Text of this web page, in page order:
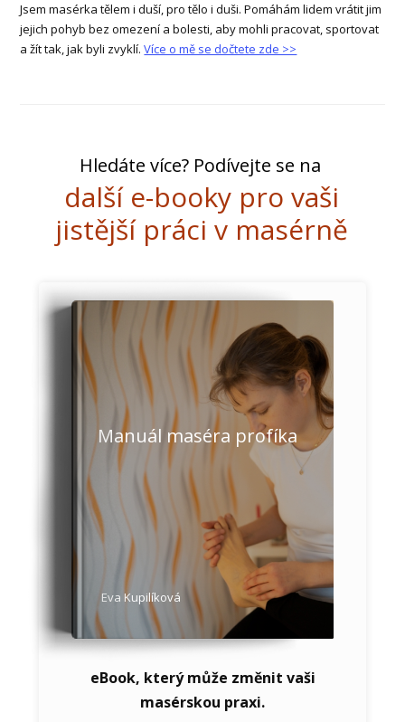
Jsem masérka tělem i duší, pro tělo i duši. Pomáhám lidem vrátit jim
jejich pohyb bez omezení a bolesti, aby mohli pracovat, sportovat
a žít tak, jak byli zvyklí.Více o mě se dočtete zde >>
Hledáte více? Podívejte se na
další e-booky pro vaši
jistější práci v masérně
Manuál maséra profíka
Eva Kupilíková
eBook, který může změnit vaši
masérskou praxi.